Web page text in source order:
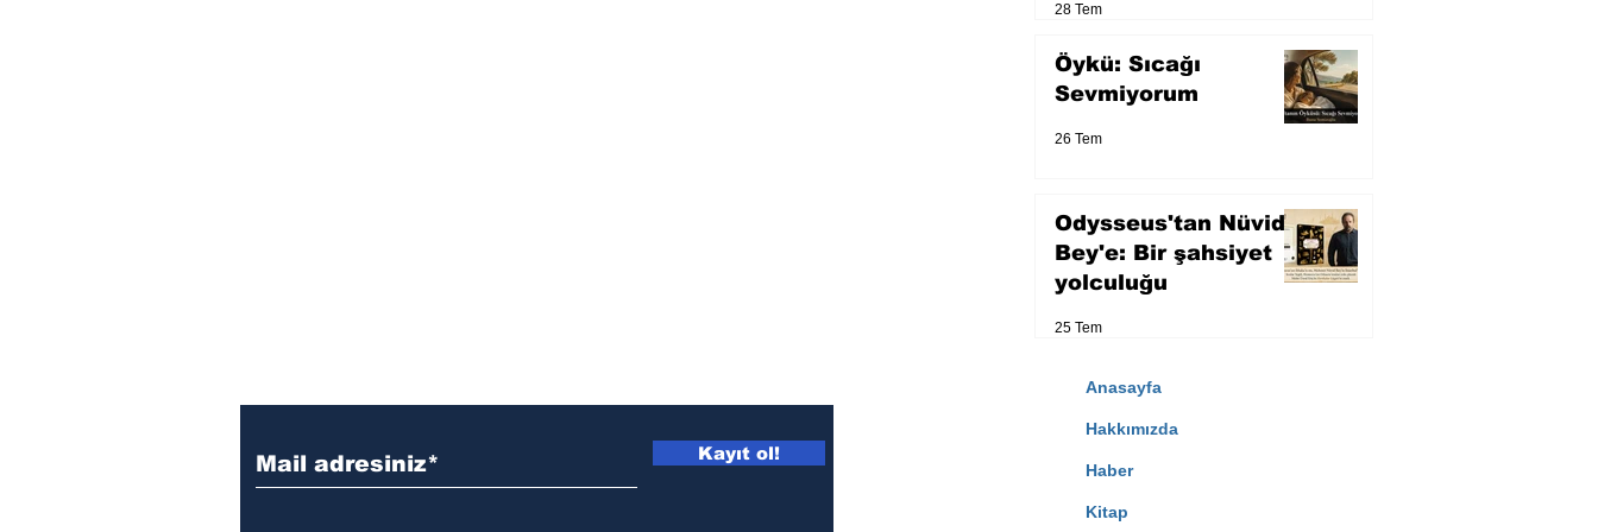
28 Tem
Öykü: Sıcağı
Sevmiyorum
26 Tem
Odysseus'tan Nüvid
Bey'e: Bir şahsiyet
yolculuğu
25 Tem
Kayıt ol!
Anasayfa
Hakkımızda
Haber
Kitap